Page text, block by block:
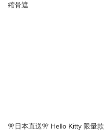
縮骨遮
🎌日本直送🎌 Hello Kitty 限量款